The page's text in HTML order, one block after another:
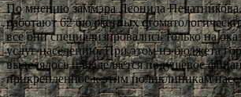
По мнению заммэра Леонида
работают 62 бюджетных
все они специализировались только на
услуг населению. При этом из бюджета
выделялось и выделяется подушевое
прикрепленное к этим поликлиникам